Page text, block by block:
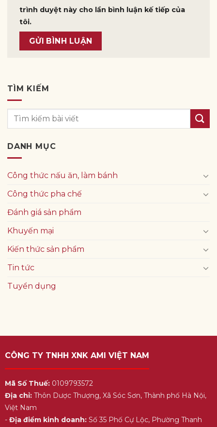
trình duyệt này cho lần bình luận kế tiếp của
tôi.
TÌM KIẾM
DANH MỤC
Công thức nấu ăn, làm bánh
Công thức pha chế
Đánh giá sản phẩm
Khuyến mại
Kiến thức sản phẩm
Tin tức
Tuyển dụng
CÔNG TY TNHH XNK AMI VIỆT NAM
Mã Số Thuế:0109793572
Địa chỉ:Thôn Dược Thượng, Xã Sóc Sơn, Thành phố Hà Nội,
Việt Nam
- Địa điểm kinh doanh:Số 35 Phố Cự Lộc, Phường Thanh